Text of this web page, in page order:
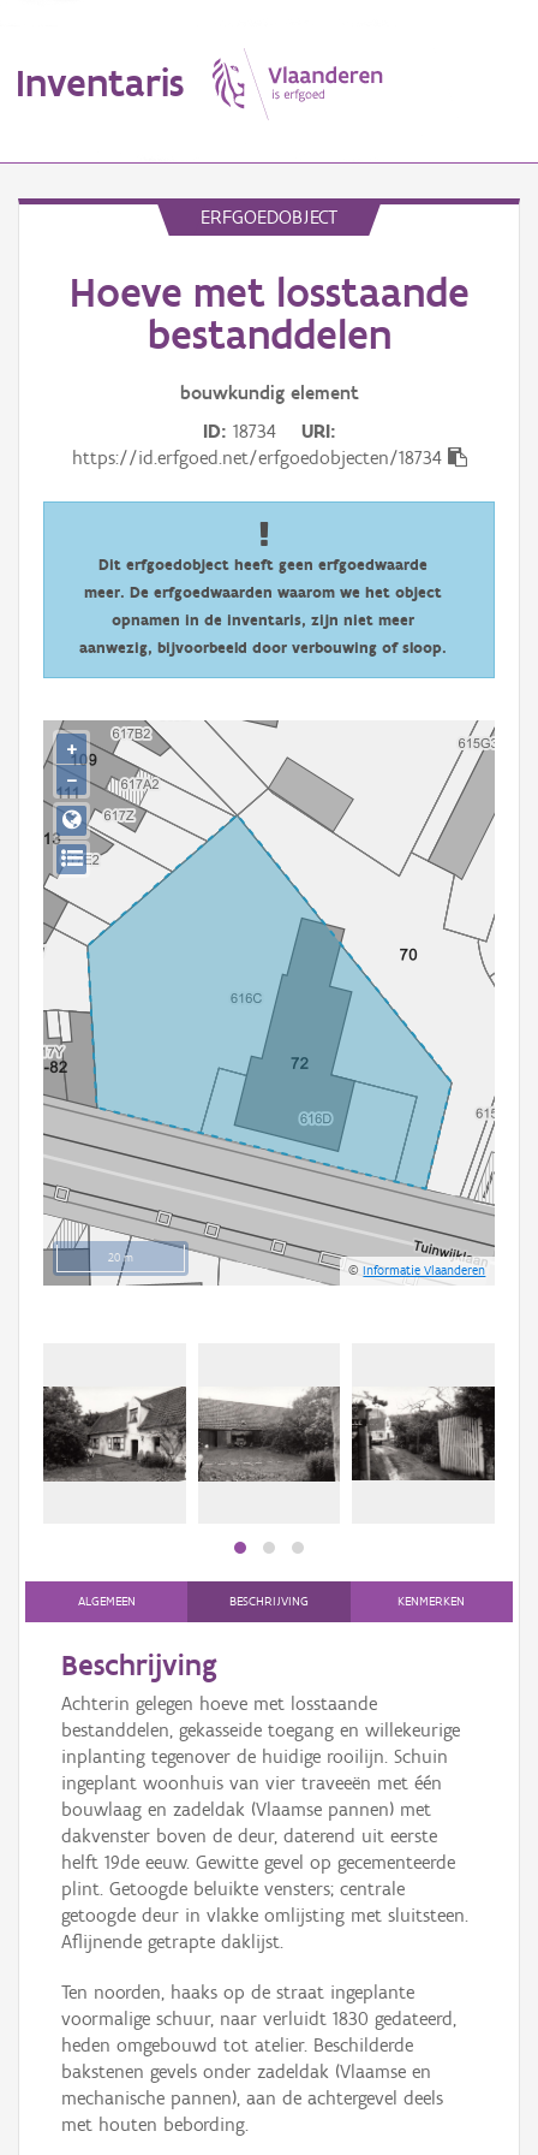
Inventaris
Erfgoedobject
Aanduidingsobject
Gebeurtenis
Downloads
Hergebruik
ERFGOEDOBJECT
Hoeve met losstaande
bestanddelen
bouwkundig element
ID 18734
URI
https://id.erfgoed.net/erfgoedobjecten/18734
Dit erfgoedobject heeft geen erfgoedwaarde
meer. De erfgoedwaarden waarom we het object
opnamen in de inventaris, zijn niet meer
aanwezig, bijvoorbeeld door verbouwing of sloop.
20 m
©Informatie Vlaanderen
+
−
ALGEMEEN BESCHRIJVING KENMERKEN
Beschrijving
Achterin gelegen hoeve met losstaande
bestanddelen, gekasseide toegang en willekeurige
inplanting tegenover de huidige rooilijn. Schuin
ingeplant woonhuis van vier traveeën met één
bouwlaag en zadeldak (Vlaamse pannen) met
dakvenster boven de deur, daterend uit eerste
helft 19de eeuw. Gewitte gevel op gecementeerde
plint. Getoogde beluikte vensters; centrale
getoogde deur in vlakke omlijsting met sluitsteen.
Aflijnende getrapte daklijst.
Ten noorden, haaks op de straat ingeplante
voormalige schuur, naar verluidt 1830 gedateerd,
heden omgebouwd tot atelier. Beschilderde
bakstenen gevels onder zadeldak (Vlaamse en
mechanische pannen), aan de achtergevel deels
met houten bebording.